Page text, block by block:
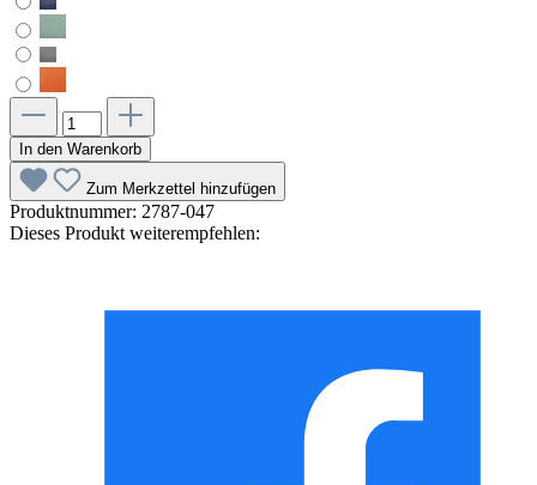
In den Warenkorb
Zum Merkzettel hinzufügen
Produktnummer: 2787-047
Dieses Produkt weiterempfehlen: